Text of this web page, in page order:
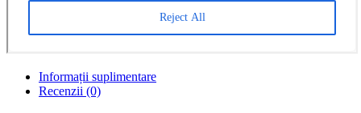
Informații suplimentare
Recenzii (0)